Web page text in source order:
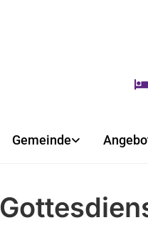
Gemeinde